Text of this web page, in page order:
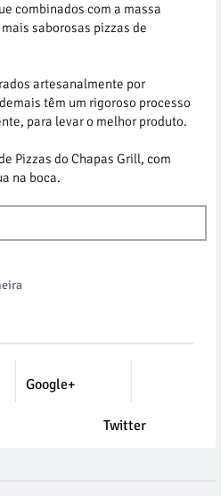
combinados com a massa
saborosas pizzas de
artesanalmente por
têm um rigoroso processo
para levar o melhor produto.
Pizzas do Chapas Grill, com
na boca.
Google+
Twitter